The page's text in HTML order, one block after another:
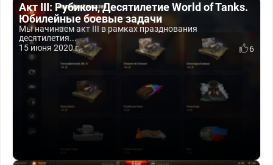
Акт III: Рубикон, Десятилетие World of Tanks.
Юбилейные боевые задачи
Мы начинаем акт III в рамках празднования
десятилетия...
15 июня 2020 г.
6